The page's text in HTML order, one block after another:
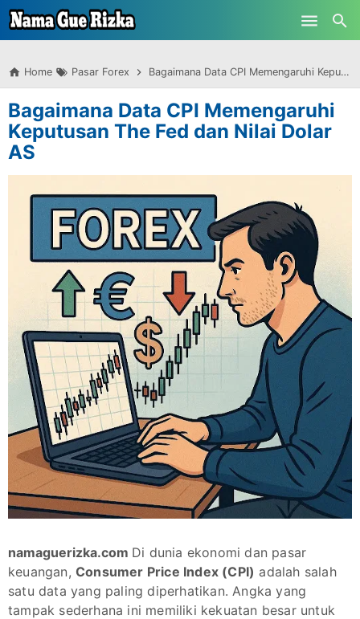
-->
Skip to main content
Home Pasar Forex Bagaimana Data CPI Memengaruhi Keputusan The Fed dan Nilai Dolar AS
Bagaimana Data CPI Memengaruhi
Keputusan The Fed dan Nilai Dolar
AS
namaguerizka.com Di dunia ekonomi dan pasar
keuangan, Consumer Price Index (CPI) adalah salah
satu data yang paling diperhatikan. Angka yang
tampak sederhana ini memiliki kekuatan besar untuk